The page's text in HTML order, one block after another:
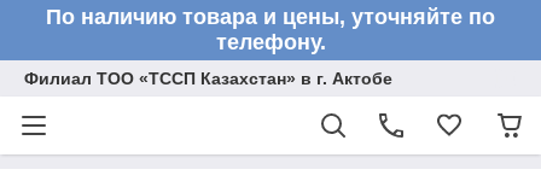
По наличию товара и цены, уточняйте по
телефону.
Филиал ТОО «ТССП Казахстан» в г. Актобе